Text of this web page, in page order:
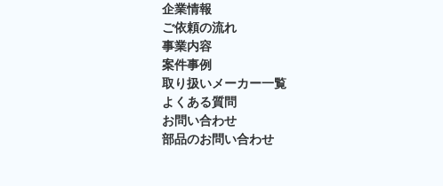
企業情報
ご依頼の流れ
事業内容
案件事例
取り扱いメーカー一覧
よくある質問
お問い合わせ
部品のお問い合わせ